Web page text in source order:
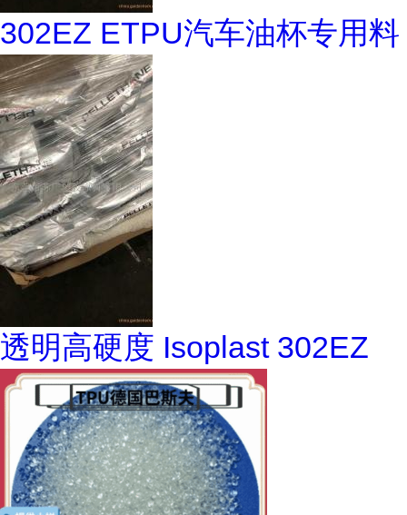
302EZ ETPU汽车油杯专用料
透明高硬度 Isoplast 302EZ